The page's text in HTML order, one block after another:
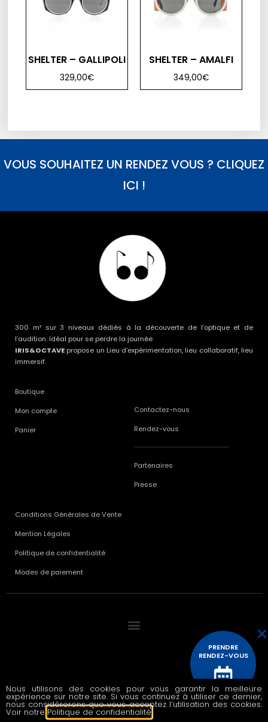
SHELTER – GALLIPOLI
329,00€
SHELTER – AMALFI
349,00€
VOUS SOUHAITEZ UN RENDEZ VOUS ? CLIQUEZ
ICI !
300 m² sur 3 niveaux dédiés à la découverte de l’optique et de
l’audition. Idéal pour se perdre la journée.
IRIS&OCTAVE propose un Lieu d’expérimentation, lieu collaboratif, lieu
immersif.
Boutique
Mon compte
Panier
Contactez-nous
Rendez-vous
Partenaires
Presse
Conditions Générales de Vente
Mention Légales
Politique de confidentialité
Modes de paiement
© 2020 All rights reserved
PRENDRE
RENDEZ-VOUS
CONTACTEZ
Nous utilisons des cookies pour vous garantir la meilleure
expérience sur notre site. Si vous continuez à utiliser ce dernier,
nous considérerons que vous acceptez l’utilisation des cookies.
Voir notre Politique de confidentialité